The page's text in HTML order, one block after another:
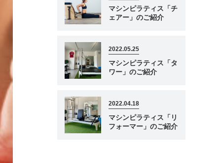
マシンピラティス「チ
ェアー」のご紹介
2022.05.25
マシンピラティス「タ
ワー」のご紹介
2022.04.18
マシンピラティス「リ
フォーマー」のご紹介